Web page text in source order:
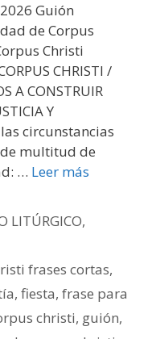
Guión
de Corpus
Christi
CHRISTI /
A CONSTRUIR
Y
circunstancias
multitud de
… Leer más
LITÚRGICO,
frases cortas,
, fiesta, frase para
christi, guión,